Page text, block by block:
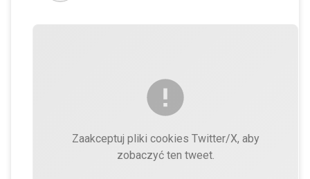
Zaakceptuj pliki cookies Twitter/X, aby
zobaczyć ten tweet.